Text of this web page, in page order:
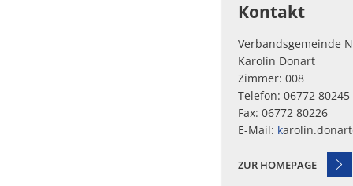
Kontakt
Verbandsgemeinde
Karolin Donart
Zimmer: 008
Telefon: 06772 80245
Fax: 06772 80226
E-Mail: k
ZUR HOMEPAGE